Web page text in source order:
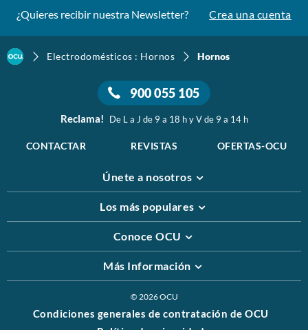
¿Quieres recibir nuestra Newsletter? Crea una cuenta
Electrodomésticos : Hornos Hornos
900 055 105
Reclama! De L a J de 9 a 18 h y V de 9 a 14 h
CONTACTAR REVISTAS OFERTAS-OCU
Únete a nosotros
Los más populares
Conoce OCU
Más Información
© 2026 OCU
Condiciones generales de contratación de OCU